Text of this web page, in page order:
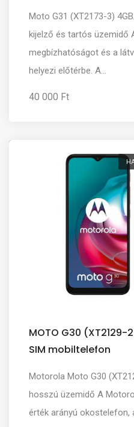
Moto G31 (XT2173-3)
kijelző és tartós üzemidő
megbízhatóságot és a
helyezi előtérbe. A...
40 000 Ft
MOTO G30 (XT2129-
SIM mobiltelefon
Motorola Moto G30
hosszú üzemidő A
érték arányú okostelefon,